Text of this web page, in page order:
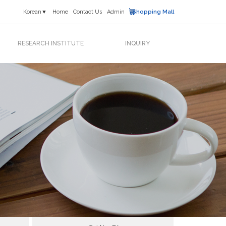
Korean▼ Home Contact Us Admin Shopping Mall
RESEARCH INSTITUTE
연구소 소개
연구활동
연구실적
INQUIRY
News & Event
고객문의